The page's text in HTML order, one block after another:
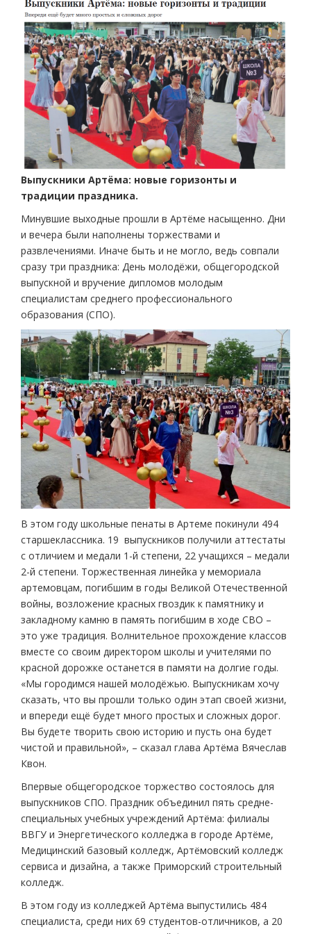
Выпускники Артёма: новые горизонты и
традиции праздника.
Минувшие выходные прошли в Артёме насыщенно. Дни
и вечера были наполнены торжествами и
развлечениями. Иначе быть и не могло, ведь совпали
сразу три праздника: День молодёжи, общегородской
выпускной и вручение дипломов молодым
специалистам среднего профессионального
образования (СПО).
В этом году школьные пенаты в Артеме покинули 494
старшеклассника. 19 выпускников получили аттестаты
с отличием и медали 1-й степени, 22 учащихся – медали
2-й степени. Торжественная линейка у мемориала
артемовцам, погибшим в годы Великой Отечественной
войны, возложение красных гвоздик к памятнику и
закладному камню в память погибшим в ходе СВО –
это уже традиция. Волнительное прохождение классов
вместе со своим директором школы и учителями по
красной дорожке останется в памяти на долгие годы.
«Мы городимся нашей молодёжью. Выпускникам хочу
сказать, что вы прошли только один этап своей жизни,
и впереди ещё будет много простых и сложных дорог.
Вы будете творить свою историю и пусть она будет
чистой и правильной», ­­– сказал глава Артёма Вячеслав
Квон.
Впервые общегородское торжество состоялось для
выпускников СПО. Праздник объединил пять средне-
специальных учебных учреждений Артёма: филиалы
ВВГУ и Энергетического колледжа в городе Артёме,
Медицинский базовый колледж, Артёмовский колледж
сервиса и дизайна, а также Приморский строительный
колледж.
В этом году из колледжей Артёма выпустились 484
специалиста, среди них 69 студентов-отличников, а 20